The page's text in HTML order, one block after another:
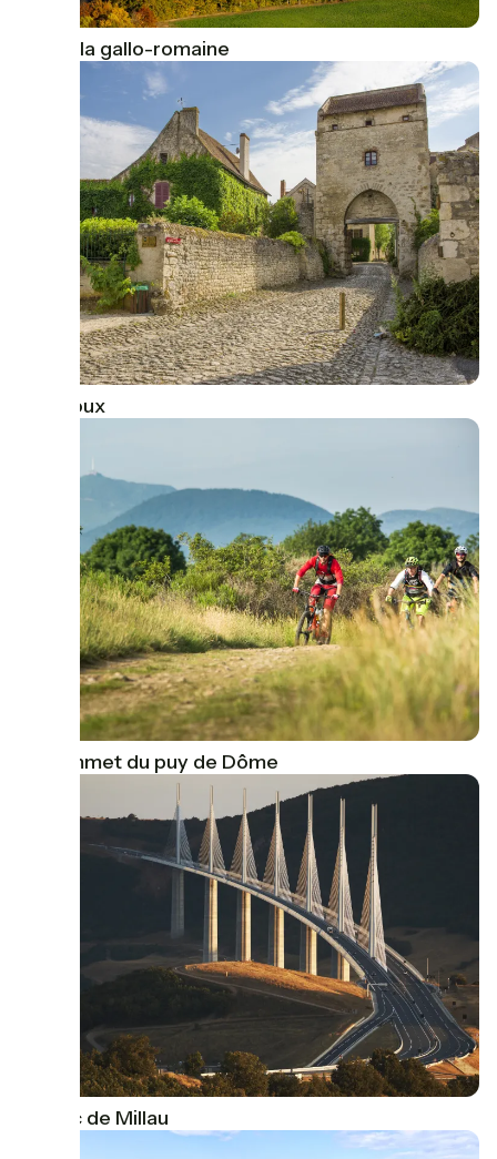
Autun, la gallo-romaine
Charroux
Le sommet du puy de Dôme
Viaduc de Millau